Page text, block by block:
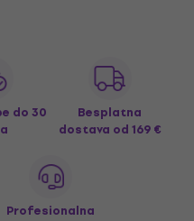
do 30
Besplatna
dostava od 169 €
Profesionalna